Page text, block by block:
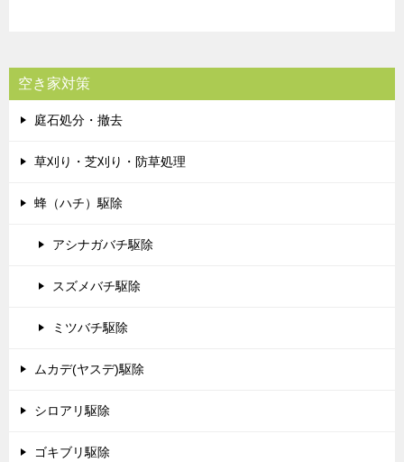
空き家対策
庭石処分・撤去
草刈り・芝刈り・防草処理
蜂（ハチ）駆除
アシナガバチ駆除
スズメバチ駆除
ミツバチ駆除
ムカデ(ヤスデ)駆除
シロアリ駆除
ゴキブリ駆除